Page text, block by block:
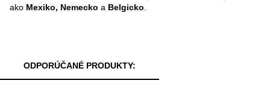
ako Mexiko, Nemecko a Belgicko
ODPORÚČANÉ PRODUKTY: